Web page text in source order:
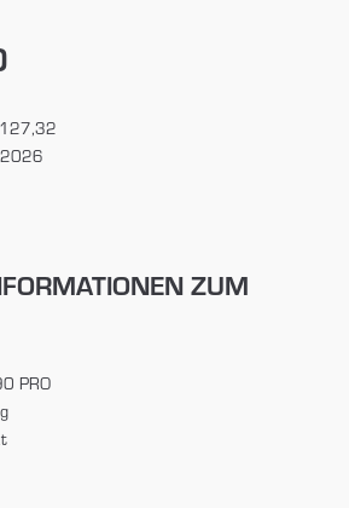
ZUM
PRO